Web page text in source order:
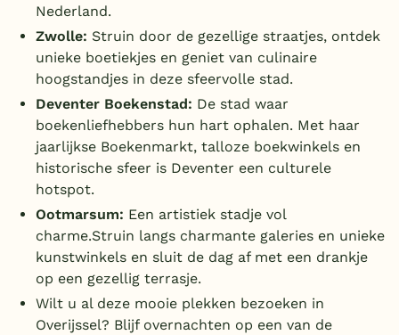
Nederland.
Zwolle: Struin door de gezellige straatjes, ontdek
unieke boetiekjes en geniet van culinaire
hoogstandjes in deze sfeervolle stad.
Deventer Boekenstad: De stad waar
boekenliefhebbers hun hart ophalen. Met haar
jaarlijkse Boekenmarkt, talloze boekwinkels en
historische sfeer is Deventer een culturele
hotspot.
Ootmarsum: Een artistiek stadje vol
charme.Struin langs charmante galeries en unieke
kunstwinkels en sluit de dag af met een drankje
op een gezellig terrasje.
Wilt u al deze mooie plekken bezoeken in
Overijssel? Blijf overnachten op een van de